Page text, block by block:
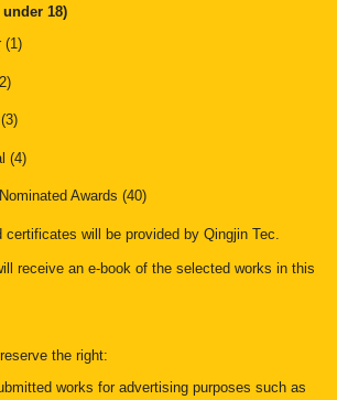
18)
(1)
(4)
Awards (40)
certificates will be provided by Qingjin Tec.
receive an e-book of the selected works in this
the right:
works for advertising purposes such as